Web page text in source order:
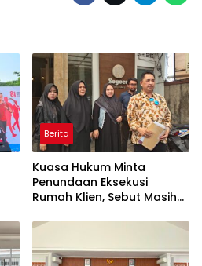
Berita
Kuasa Hukum Minta
Penundaan Eksekusi
Rumah Klien, Sebut Masih
Hukum yang Berjalan